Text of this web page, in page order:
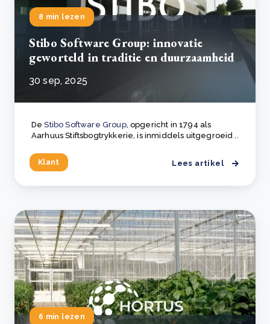
8 min lezen
Stibo Software Group: innovatie
geworteld in traditie en duurzaamheid
30 sep, 2025
Klant
DeStibo Software Group, opgericht in 1794 als
Aarhuus Stiftsbogtrykkerie, is inmiddels uitgegroeid ..
Lees artikel
6 min lezen